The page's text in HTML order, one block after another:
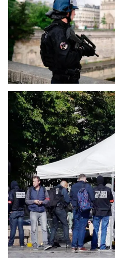
thông tin từ website này.